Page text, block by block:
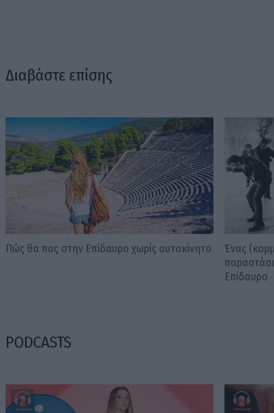
Διαβάστε επίσης
Πώς θα πας στην Επίδαυρο χωρίς αυτοκίνητο
Ένας
Επίδαυρο
PODCASTS